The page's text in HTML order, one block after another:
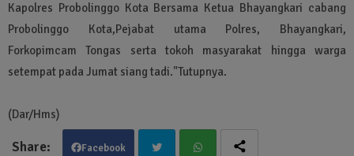
Kapolres Probolinggo Kota Bersama Ketua Bhayangkari cabang
Probolinggo Kota,Pejabat utama Polres, Bhayangkari,
Forkopimcam Tongas serta tokoh masyarakat hingga warga
setempat pada Jumat siang tadi."Tutupnya.
(Dar/Hms)
Facebook